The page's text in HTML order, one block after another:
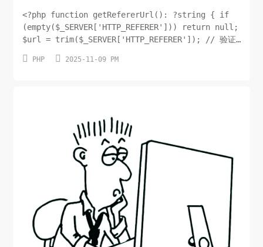
<?php function getRefererUrl(): ?string { if
(empty($_SERVER['HTTP_REFERER'])) return null;
$url = trim($_SERVER['HTTP_REFERER']); // 验证
FILTER_VALIDATE_URL)) return null; return
 PHP  2025-11-09 PM